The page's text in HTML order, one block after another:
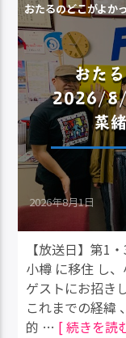
おたるのどこがよか
おた
2026/8/
菜
2026年8月1日
【放送日】第1
小樽 に移住 し
ゲストにお招き
これまでの経緯
的 … [ 続きを読